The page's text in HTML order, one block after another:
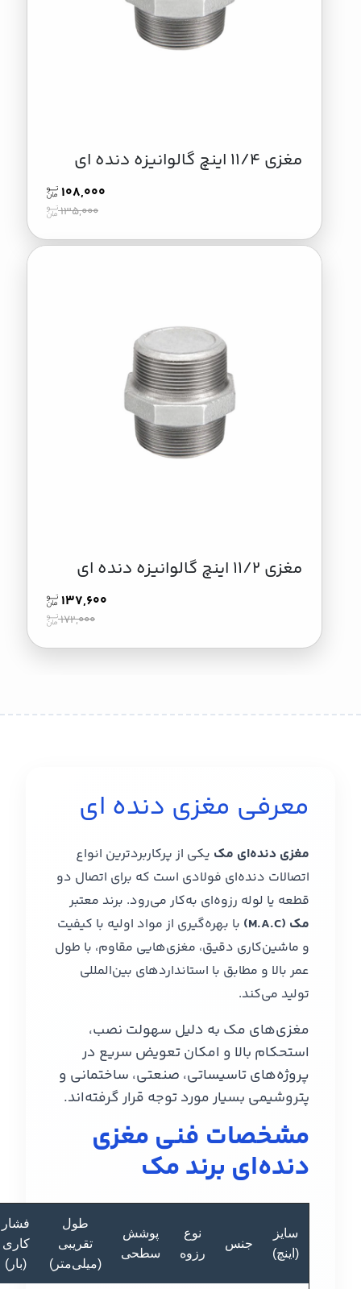
مغزی 11/4 اینچ گالوانیزه دنده ای
108,000
135,000
مغزی ۱۱/۲ اینچ گالوانیزه دنده ای
137,600
172,000
معرفی مغزی دنده ای
مغزی دنده‌ای مک یکی از پرکاربردترین انواع
اتصالات دنده‌ای فولادی است که برای اتصال دو
قطعه یا لوله رزوه‌ای به‌کار می‌رود. برند معتبر
مک (M.A.C)
با بهره‌گیری از مواد اولیه با کیفیت
و ماشین‌کاری دقیق، مغزی‌هایی مقاوم، با طول
عمر بالا و مطابق با استانداردهای بین‌المللی
تولید می‌کند.
مغزی‌های مک به دلیل سهولت نصب،
استحکام بالا و امکان تعویض سریع در
پروژه‌های تاسیساتی، صنعتی، ساختمانی و
پتروشیمی بسیار مورد توجه قرار گرفته‌اند.
مشخصات فنی مغزی
دنده‌ای برند مک
سایز
(اینچ)
جنس
نوع
رزوه
پوشش
سطحی
طول
تقریبی
(میلی‌متر)
فشار
کاری
(بار)